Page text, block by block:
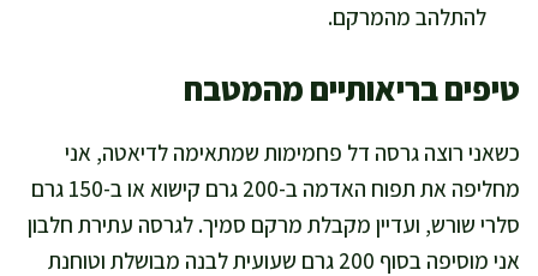
להתלהב מהמרקם.
טיפים בריאותיים מהמטבח
כשאני רוצה גרסה דל פחמימות שמתאימה לדיאטה, אני
מחליפה את תפוח האדמה ב-200 גרם קישוא או ב-150 גרם
סלרי שורש, ועדיין מקבלת מרקם סמיך. לגרסה עתירת חלבון
אני מוסיפה בסוף 200 גרם שעועית לבנה מבושלת וטוחנת